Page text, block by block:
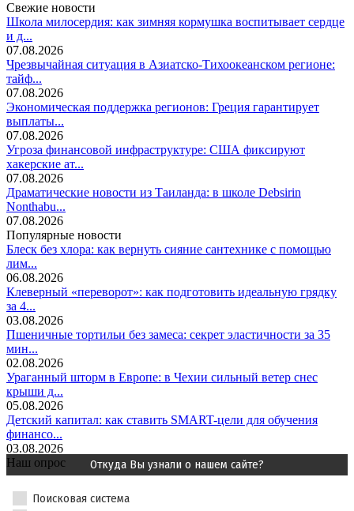
Свежие новости
Школа милосердия: как зимняя кормушка воспитывает сердце
и д...
07.08.2026
Чрезвычайная ситуация в Азиатско-Тихоокеанском регионе:
тайф...
07.08.2026
Экономическая поддержка регионов: Греция гарантирует
выплаты...
07.08.2026
Угроза финансовой инфраструктуре: США фиксируют
хакерские ат...
07.08.2026
Драматические новости из Таиланда: в школе Debsirin
Nonthabu...
07.08.2026
Популярные новости
Блеск без хлора: как вернуть сияние сантехнике с помощью
лим...
06.08.2026
Клеверный «переворот»: как подготовить идеальную грядку
за 4...
03.08.2026
Пшеничные тортильи без замеса: секрет эластичности за 35
мин...
02.08.2026
Ураганный шторм в Европе: в Чехии сильный ветер снес
крыши д...
05.08.2026
Детский капитал: как ставить SMART-цели для обучения
финансо...
03.08.2026
Наш опрос
Откуда Вы узнали о нашем сайте?
Поисковая система